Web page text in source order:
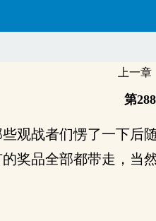
上一章
第
观战者们愣了一下后
奖品全部都带走，当